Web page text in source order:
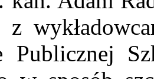
z
Publicznej